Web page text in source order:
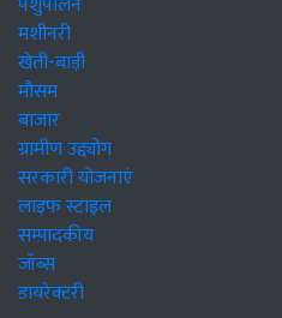
मशीनरी
खेती-बाड़ी
मौसम
बाजार
ग्रामीण उद्द्योग
सरकारी योजनाएं
लाइफ स्टाइल
सम्पादकीय
जॉब्स
डायरेक्टरी